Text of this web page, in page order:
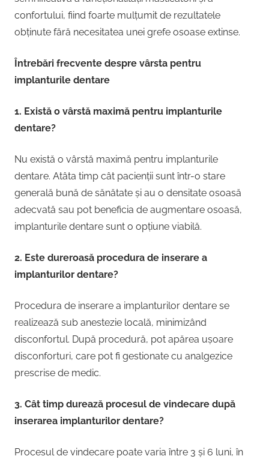
confortului, fiind foarte mulțumit de rezultatele
obținute fără necesitatea unei grefe osoase extinse.
Întrebări frecvente despre vârsta pentru
implanturile dentare
1. Există o vârstă maximă pentru implanturile
dentare?
Nu există o vârstă maximă pentru implanturile
dentare. Atâta timp cât pacienții sunt într-o stare
generală bună de sănătate și au o densitate osoasă
adecvată sau pot beneficia de augmentare osoasă,
implanturile dentare sunt o opțiune viabilă.
2. Este dureroasă procedura de inserare a
implanturilor dentare?
Procedura de inserare a implanturilor dentare se
realizează sub anestezie locală, minimizând
disconfortul. După procedură, pot apărea ușoare
disconforturi, care pot fi gestionate cu analgezice
prescrise de medic.
3. Cât timp durează procesul de vindecare după
inserarea implanturilor dentare?
Procesul de vindecare poate varia între 3 și 6 luni, în